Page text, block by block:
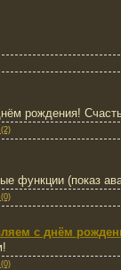
рождения!
функции (показ
с днём